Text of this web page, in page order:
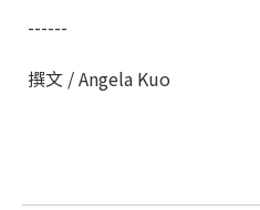
------
撰文 / Angela Kuo